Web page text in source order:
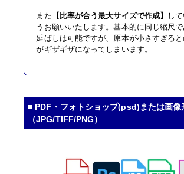
また 【比率が合う最大サイズで作成】
し
うお願いいたします。基本的に同じ縮尺
延ばしは可能ですが、原本が小さすぎる
がギザギザになってしまいます。
■ PDF・フォトショップ(psd)または画像
（JPG/TIFF/PNG）